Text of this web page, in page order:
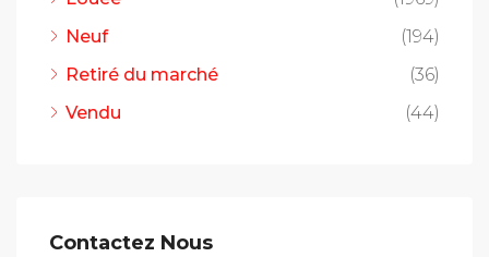
Neuf
(194)
Retiré du marché
(36)
Vendu
(44)
Contactez Nous